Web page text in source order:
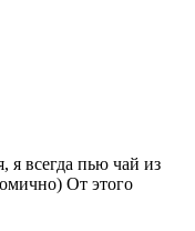
я всегда пью чай из
От этого